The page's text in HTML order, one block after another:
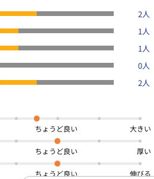
2人
1人
1人
0人
2人
大きい
厚い
伸びる